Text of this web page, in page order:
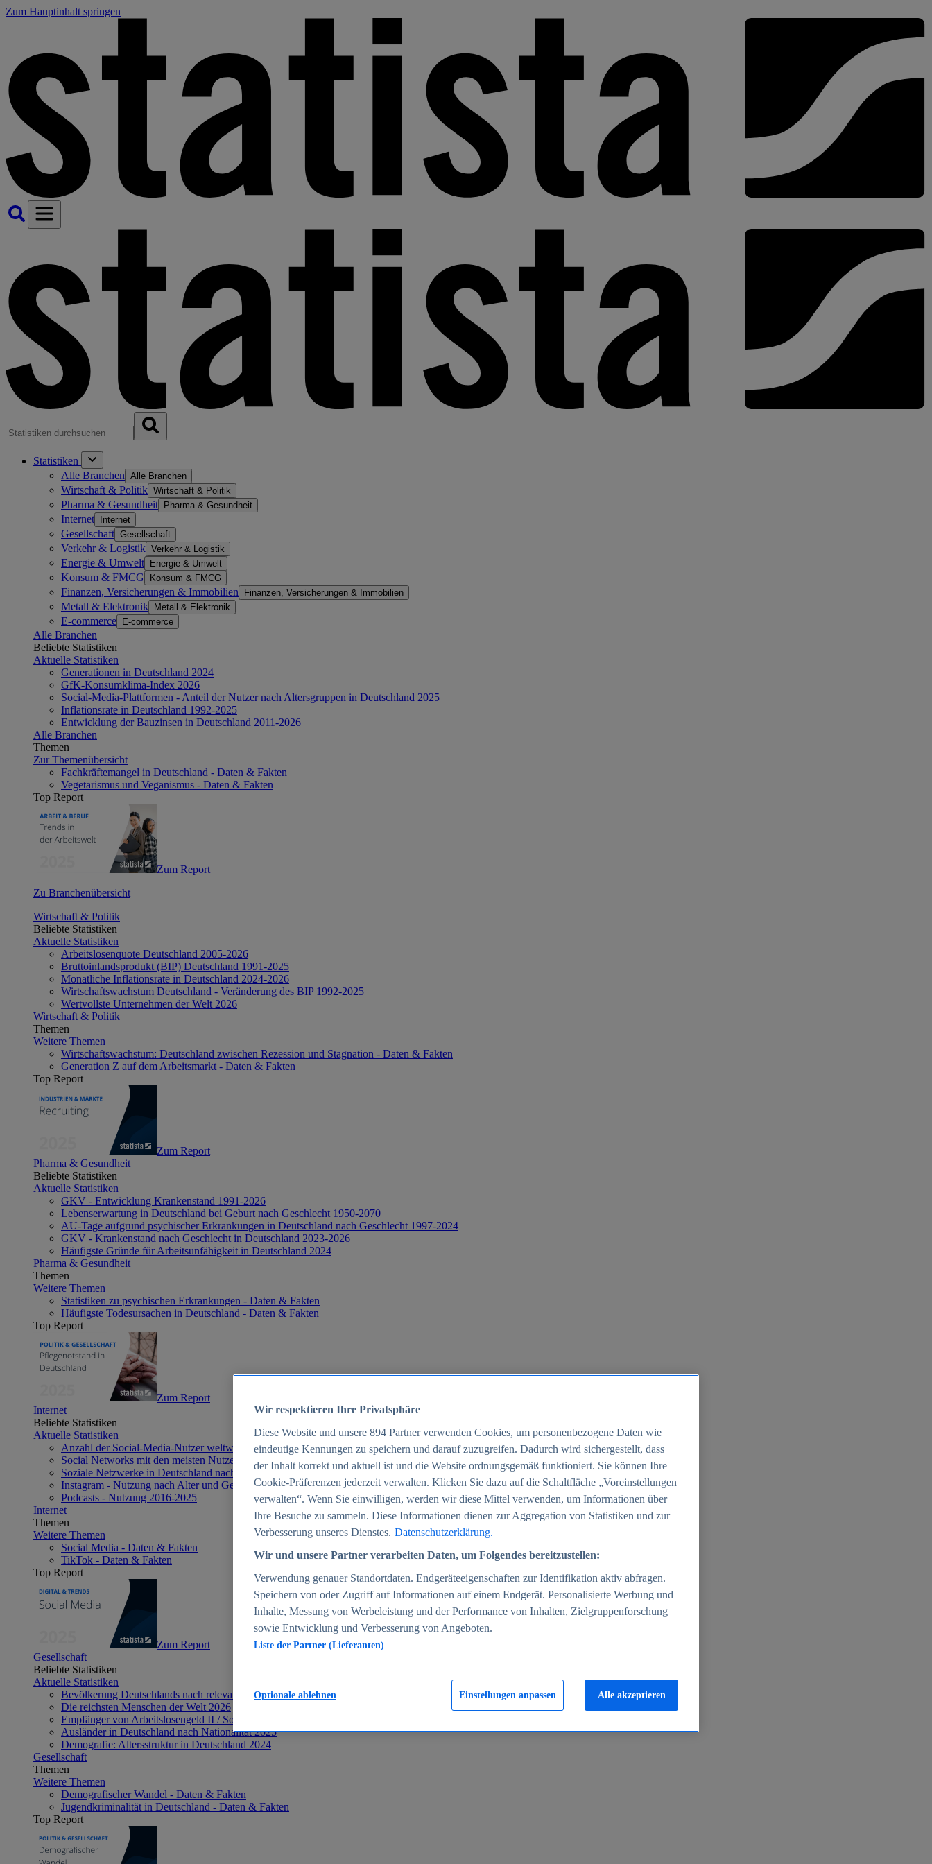
Zum Hauptinhalt springen
Statistiken
Alle Branchen Alle Branchen
Wirtschaft & Politik Wirtschaft & Politik
Pharma & Gesundheit Pharma & Gesundheit
Internet Internet
Gesellschaft Gesellschaft
Verkehr & Logistik Verkehr & Logistik
Energie & Umwelt Energie & Umwelt
Konsum & FMCG Konsum & FMCG
Finanzen, Versicherungen & Immobilien Finanzen, Versicherungen & Immobilien
Metall & Elektronik Metall & Elektronik
E-commerce E-commerce
Alle Branchen
Beliebte Statistiken
Aktuelle Statistiken
Generationen in Deutschland 2024
GfK-Konsumklima-Index 2026
Social-Media-Plattformen - Anteil der Nutzer nach Altersgruppen in Deutschland 2025
Inflationsrate in Deutschland 1992-2025
Entwicklung der Bauzinsen in Deutschland 2011-2026
Alle Branchen
Themen
Zur Themenübersicht
Fachkräftemangel in Deutschland - Daten & Fakten
Vegetarismus und Veganismus - Daten & Fakten
Top Report
Zum Report
Zu Branchenübersicht
Wirtschaft & Politik
Beliebte Statistiken
Aktuelle Statistiken
Arbeitslosenquote Deutschland 2005-2026
Bruttoinlandsprodukt (BIP) Deutschland 1991-2025
Monatliche Inflationsrate in Deutschland 2024-2026
Wirtschaftswachstum Deutschland - Veränderung des BIP 1992-2025
Wertvollste Unternehmen der Welt 2026
Wirtschaft & Politik
Themen
Weitere Themen
Wirtschaftswachstum: Deutschland zwischen Rezession und Stagnation - Daten & Fakten
Generation Z auf dem Arbeitsmarkt - Daten & Fakten
Top Report
Zum Report
Pharma & Gesundheit
Beliebte Statistiken
Aktuelle Statistiken
GKV - Entwicklung Krankenstand 1991-2026
Lebenserwartung in Deutschland bei Geburt nach Geschlecht 1950-2070
AU-Tage aufgrund psychischer Erkrankungen in Deutschland nach Geschlecht 1997-2024
GKV - Krankenstand nach Geschlecht in Deutschland 2023-2026
Häufigste Gründe für Arbeitsunfähigkeit in Deutschland 2024
Pharma & Gesundheit
Themen
Weitere Themen
Statistiken zu psychischen Erkrankungen - Daten & Fakten
Häufigste Todesursachen in Deutschland - Daten & Fakten
Top Report
Zum Report
Internet
Beliebte Statistiken
Aktuelle Statistiken
Anzahl der Social-Media-Nutzer weltweit 2012-2025
Social Networks mit den meisten Nutzern weltweit 2025
Soziale Netzwerke in Deutschland nach Generationen 2025
Instagram - Nutzung nach Alter und Geschlecht in Deutschland 2025
Podcasts - Nutzung 2016-2025
Internet
Themen
Weitere Themen
Social Media - Daten & Fakten
TikTok - Daten & Fakten
Top Report
Zum Report
Gesellschaft
Beliebte Statistiken
Aktuelle Statistiken
Bevölkerung Deutschlands nach relevanten Altersgruppen 2024
Die reichsten Menschen der Welt 2026
Empfänger von Arbeitslosengeld II / Sozialgeld / Bürgergeld in Deutschland 2005-2025
Ausländer in Deutschland nach Nationalität 2025
Demografie: Altersstruktur in Deutschland 2024
Gesellschaft
Themen
Weitere Themen
Demografischer Wandel - Daten & Fakten
Jugendkriminalität in Deutschland - Daten & Fakten
Top Report
Wir respektieren Ihre Privatsphäre
Diese Website und unsere 894 Partner verwenden Cookies, um personenbezogene Daten wie
eindeutige Kennungen zu speichern und darauf zuzugreifen. Dadurch wird sichergestellt, dass
der Inhalt korrekt und aktuell ist und die Website ordnungsgemäß funktioniert. Sie können Ihre
Cookie-Präferenzen jederzeit verwalten. Klicken Sie dazu auf die Schaltfläche „Voreinstellungen
verwalten“. Wenn Sie einwilligen, werden wir diese Mittel verwenden, um Informationen über
Ihre Besuche zu sammeln. Diese Informationen dienen zur Aggregation von Statistiken und zur
Verbesserung unseres Dienstes. Datenschutzerklärung.
Wir und unsere Partner verarbeiten Daten, um Folgendes bereitzustellen:
Verwendung genauer Standortdaten. Endgeräteeigenschaften zur Identifikation aktiv abfragen.
Speichern von oder Zugriff auf Informationen auf einem Endgerät. Personalisierte Werbung und
Inhalte, Messung von Werbeleistung und der Performance von Inhalten, Zielgruppenforschung
sowie Entwicklung und Verbesserung von Angeboten.
Liste der Partner (Lieferanten)
Einstellungen anpassen
Optionale ablehnen Alle akzeptieren